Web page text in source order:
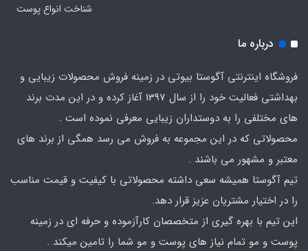
شناخت انواع پوست
درباره ما
فروشگاه اینترنتی آگوستا بیوتی در زمینه فروش محصولات زیبایی و
بهداشتی فعالیت خود را از سال 1397 آغاز کرده و در این مدت برند
های مختلفی را به دوستداران زیبایی معرفی نموده است .
محصولاتی که در این مجموعه به فروش می رسد همگی از برند های
معتبر و مشهور می باشند .
تیم آگوستا همیشه سعی داشته محصولاتی با کیفیت و قیمت مناسب
را در اختیار مشتریان عزیز قرار دهد.
این تیم با بهره گیری از متخصصان کارآزموده و حرفه ای در زمینه
پوست و مو تمام نیاز های پوست و مو شما را تامین میکند .